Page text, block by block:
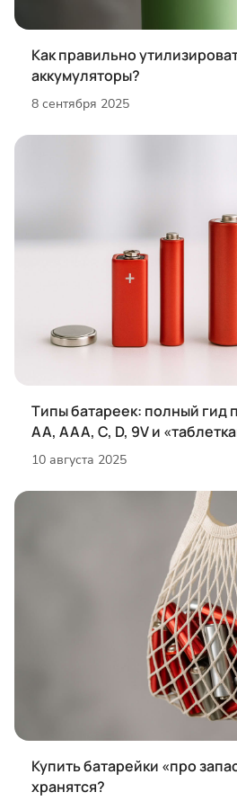
Как правильно
аккумуляторы?
8 сентября 2025
Типы батареек: полный гид
AA, AAA, C, D, 9V и
10 августа 2025
Купить батарейки «про
хранятся?